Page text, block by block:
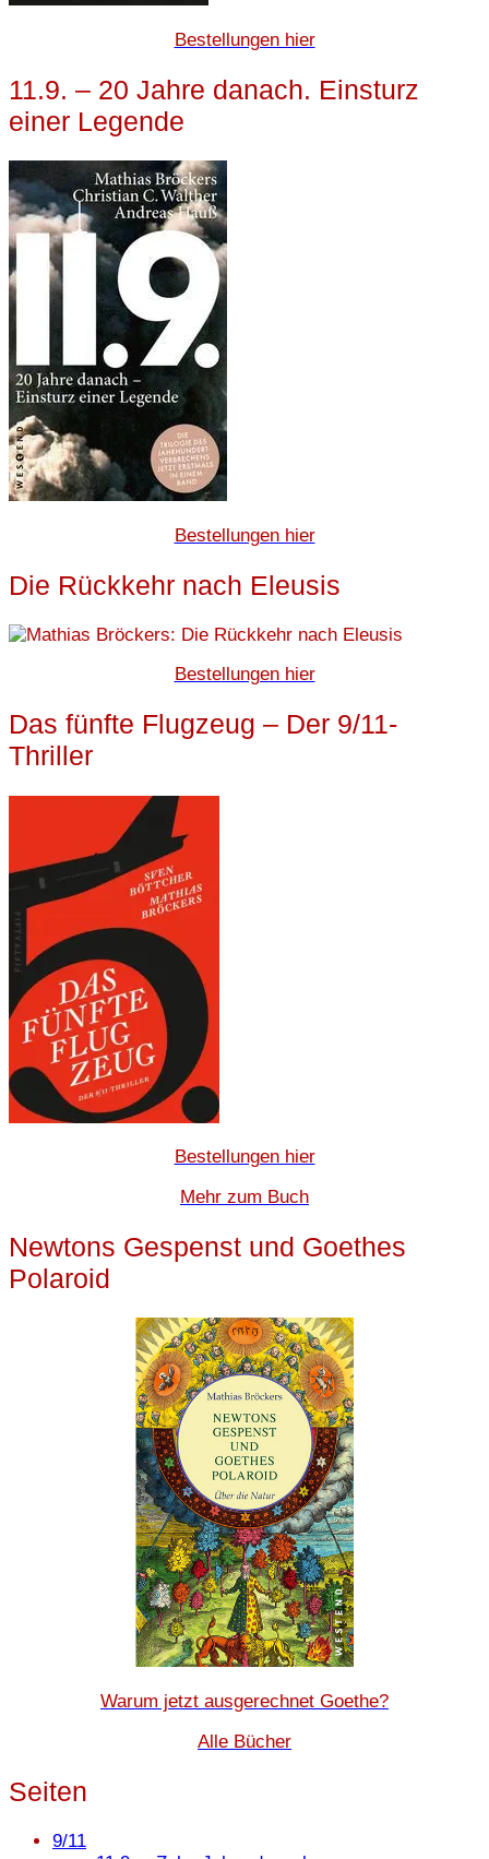
Bestellungen hier
11.9. – 20 Jahre danach. Einsturz
einer Legende
Bestellungen hier
Die Rückkehr nach Eleusis
Bestellungen hier
Das fünfte Flugzeug – Der 9/11-
Thriller
Bestellungen hier
Mehr zum Buch
Newtons Gespenst und Goethes
Polaroid
Warum jetzt ausgerechnet Goethe?
Alle Bücher
Seiten
9/11